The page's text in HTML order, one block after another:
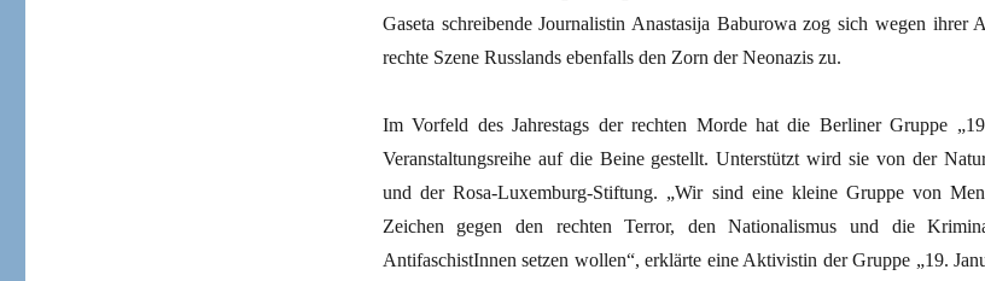
Gaseta schreibende Journalistin Anastasija Baburowa zog sich wegen ihrer
rechte Szene Russlands ebenfalls den Zorn der Neonazis zu.
Im Vorfeld des Jahrestags der rechten Morde hat die Berliner Gruppe
Veranstaltungsreihe auf die Beine gestellt. Unterstützt wird sie von der
und der Rosa-Luxemburg-Stiftung. „Wir sind eine kleine Gruppe von
Zeichen gegen den rechten Terror, den Nationalismus und die
AntifaschistInnen setzen wollen“, erklärte eine Aktivistin der Gruppe „19.